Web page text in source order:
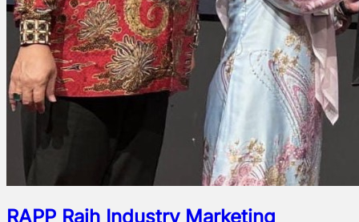
RAPP Raih Industry Marketing